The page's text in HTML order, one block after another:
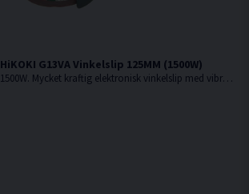
HiKOKI G13VA Vinkelslip 125MM (1500W)
1500W. Mycket kraftig elektronisk vinkelslip med vibrationsdämpat vinklat stödhandtag.